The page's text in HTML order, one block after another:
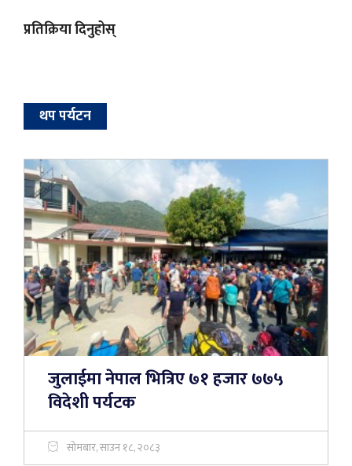
प्रतिक्रिया दिनुहोस्
थप पर्यटन
जुलाईमा नेपाल भित्रिए ७१ हजार ७७५
विदेशी पर्यटक
सोमबार, साउन १८, २०८३